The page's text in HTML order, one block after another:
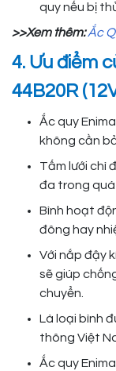
quy nếu bị
>>Xem thêm:Ắc
4. Ưu điểm
44B20R
Ắc quy
không cần
Tấm lưới chì
đa trong quá
Bình hoạt
đông hay
Với nắp đậy
sẽ giúp
chuyển.
Là loại bình
thông Việt
Ắc quy